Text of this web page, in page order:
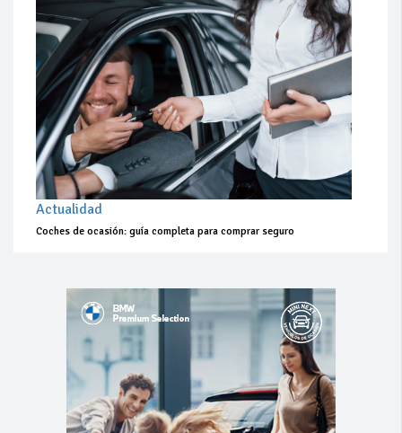
Actualidad
Coches de ocasión: guía completa para comprar seguro